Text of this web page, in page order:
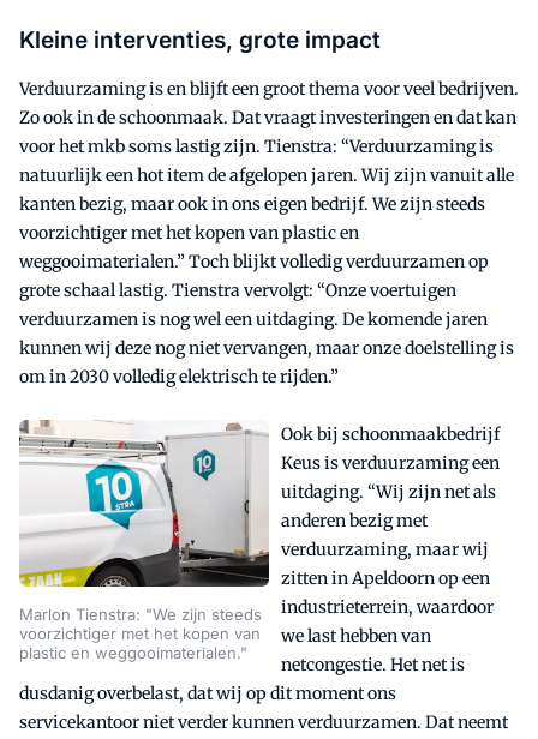
Kleine interventies, grote impact
Verduurzaming is en blijft een groot thema voor veel bedrijven.
Zo ook in de schoonmaak. Dat vraagt investeringen en dat kan
voor het mkb soms lastig zijn. Tienstra: “Verduurzaming is
natuurlijk een hot item de afgelopen jaren. Wij zijn vanuit alle
kanten bezig, maar ook in ons eigen bedrijf. We zijn steeds
voorzichtiger met het kopen van plastic en
weggooimaterialen.” Toch blijkt volledig verduurzamen op
grote schaal lastig. Tienstra vervolgt: “Onze voertuigen
verduurzamen is nog wel een uitdaging. De komende jaren
kunnen wij deze nog niet vervangen, maar onze doelstelling is
om in 2030 volledig elektrisch te rijden.”
Marlon Tienstra: "We zijn steeds
voorzichtiger met het kopen van
plastic en weggooimaterialen."
Ook bij schoonmaakbedrijf
Keus is verduurzaming een
uitdaging. “Wij zijn net als
anderen bezig met
verduurzaming, maar wij
zitten in Apeldoorn op een
industrieterrein, waardoor
we last hebben van
netcongestie. Het net is
dusdanig overbelast, dat wij op dit moment ons
servicekantoor niet verder kunnen verduurzamen. Dat neemt